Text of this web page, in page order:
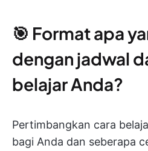
🎯 Format apa
dengan jadwal
belajar Anda?
Pertimbangkan cara
bagi Anda dan seberapa